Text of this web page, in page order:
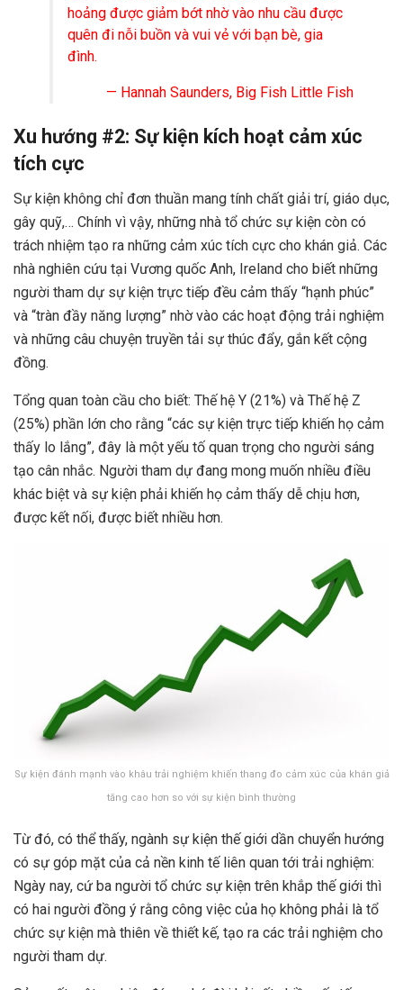
hoảng được giảm bớt nhờ vào nhu cầu được
quên đi nỗi buồn và vui vẻ với bạn bè, gia
đình.
— Hannah Saunders, Big Fish Little Fish
Xu hướng #2: Sự kiện kích hoạt cảm xúc
tích cực
Sự kiện không chỉ đơn thuần mang tính chất giải trí, giáo dục,
gây quỹ,… Chính vì vậy, những nhà tổ chức sự kiện còn có
trách nhiệm tạo ra những cảm xúc tích cực cho khán giả. Các
nhà nghiên cứu tại Vương quốc Anh, Ireland cho biết những
người tham dự sự kiện trực tiếp đều cảm thấy “hạnh phúc”
và “tràn đầy năng lượng” nhờ vào các hoạt động trải nghiệm
và những câu chuyện truyền tải sự thúc đẩy, gắn kết cộng
đồng.
Tổng quan toàn cầu cho biết: Thế hệ Y (21%) và Thế hệ Z
(25%) phần lớn cho rằng “các sự kiện trực tiếp khiến họ cảm
thấy lo lắng”, đây là một yếu tố quan trọng cho người sáng
tạo cân nhắc. Người tham dự đang mong muốn nhiều điều
khác biệt và sự kiện phải khiến họ cảm thấy dễ chịu hơn,
được kết nối, được biết nhiều hơn.
Sự kiện đánh mạnh vào khâu trải nghiệm khiến thang đo cảm xúc của khán giả
tăng cao hơn so với sự kiện bình thường
Từ đó, có thể thấy, ngành sự kiện thế giới dần chuyển hướng
có sự góp mặt của cả nền kinh tế liên quan tới trải nghiệm:
Ngày nay, cứ ba người tổ chức sự kiện trên khắp thế giới thì
có hai người đồng ý rằng công việc của họ không phải là tổ
chức sự kiện mà thiên về thiết kế, tạo ra các trải nghiệm cho
người tham dự.